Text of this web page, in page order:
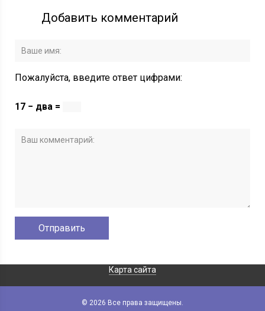
Добавить комментарий
Пожалуйста, введите ответ цифрами:
17 − два =
Карта сайта
© 2026 Все права защищены.